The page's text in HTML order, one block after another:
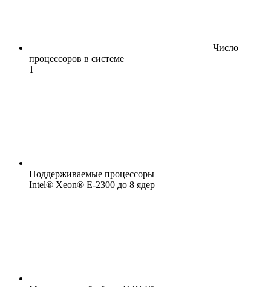
Число
процессоров в системе
1
Поддерживаемые процессоры
Intel® Xeon® E-2300 до 8 ядер